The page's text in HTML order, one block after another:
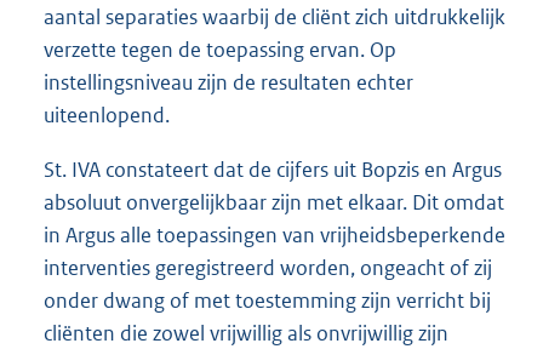
aantal separaties waarbij de cliënt zich uitdrukkelijk
verzette tegen de toepassing ervan. Op
instellingsniveau zijn de resultaten echter
uiteenlopend.
St. IVA constateert dat de cijfers uit Bopzis en Argus
absoluut onvergelijkbaar zijn met elkaar. Dit omdat
in Argus alle toepassingen van vrijheidsbeperkende
interventies geregistreerd worden, ongeacht of zij
onder dwang of met toestemming zijn verricht bij
cliënten die zowel vrijwillig als onvrijwillig zijn